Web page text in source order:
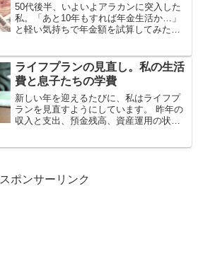
50代後半、いよいよアラカンに突入した
私。「あと10年もすれば年金生活か…」
と軽い気持ちで年金額を試算してみた
金はもらえるけれど、会社員として働い
た期間が短かった私は...
ライフプランの見直し。私の生活
費と息子たちの学費
新しい年を迎えるたびに、私はライフプ
ランを見直すようにしています。 昨年の
収入と支出、預金残高、資産運用の状況
スポンサーリンク